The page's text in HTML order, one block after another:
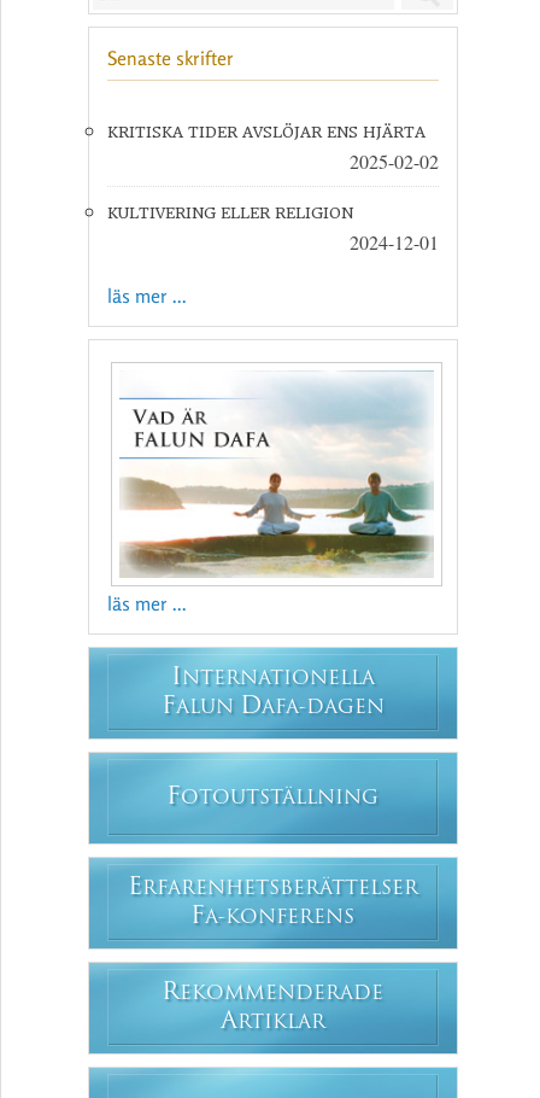
Senaste skrifter
KRITISKA TIDER AVSLÖJAR ENS HJÄRTA
2025-02-02
KULTIVERING ELLER RELIGION
2024-12-01
läs mer ...
läs mer ...
INTERNATIONELLA
FALUN DAFA-DAGEN
FOTOUTSTÄLLNING
ERFARENHETSBERÄTTELSER
FA-KONFERENS
REKOMMENDERADE
ARTIKLAR